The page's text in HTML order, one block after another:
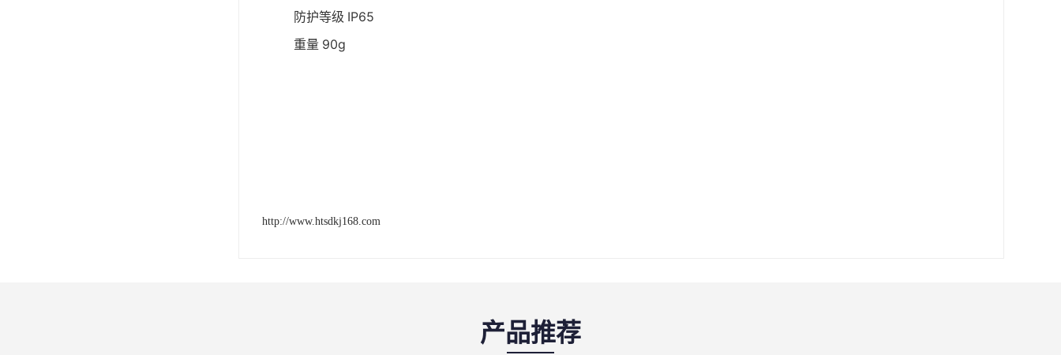
防护等级 IP65
重量 90g
http://www.htsdkj168.com
产品推荐